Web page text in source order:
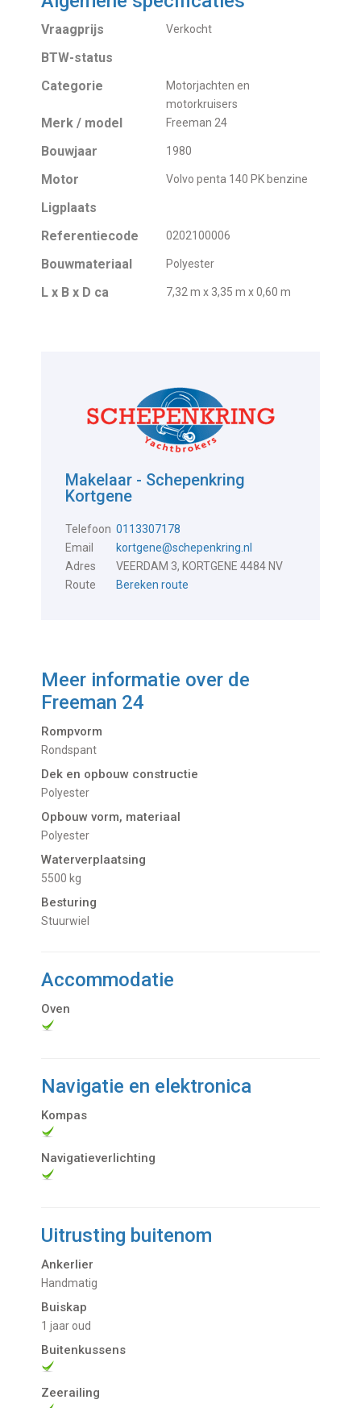
Vraagprijs Verkocht
BTW-status
Categorie
Motorjachten en
motorkruisers
Merk / model Freeman 24
Bouwjaar 1980
Motor Volvo penta 140 PK benzine
Ligplaats
Referentiecode
0202100006
Bouwmateriaal Polyester
L x B x D ca 7,32 m x 3,35 m x 0,60 m
Makelaar - Schepenkring
Kortgene
Telefoon 0113307178
Email
kortgene@schepenkring.nl
Adres
VEERDAM 3, KORTGENE 4484 NV
Route
Bereken route
Meer informatie over de
Freeman 24
Rompvorm
Rondspant
Dek en opbouw constructie
Polyester
Opbouw vorm, materiaal
Polyester
Waterverplaatsing
5500 kg
Besturing
Stuurwiel
Accommodatie
Oven
Navigatie en elektronica
Kompas
Navigatieverlichting
Uitrusting buitenom
Ankerlier
Handmatig
Buiskap
1 jaar oud
Buitenkussens
Zeerailing